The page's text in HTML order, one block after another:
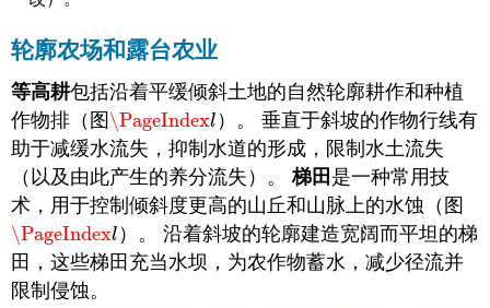
轮廓农场和露台农业
等高耕包括沿着平缓倾斜土地的自然轮廓耕作和种植
作物排（图 \PageIndexl
\PageIndexl ）。 垂直于斜坡的作物行线有
助于减缓水流失，抑制水道的形成，限制水土流失
（以及由此产生的养分流失）。梯田 是一种常用技
术，用于控制倾斜度更高的山丘和山脉上的水蚀（图
\PageIndexl
\PageIndexl ）。 沿着斜坡的轮廓建造宽阔而平坦的梯
田，这些梯田充当水坝，为农作物蓄水，减少径流并
限制侵蚀。